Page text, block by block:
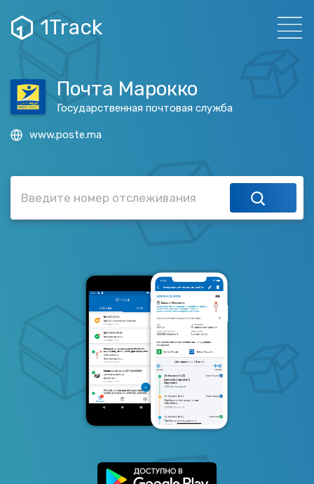
1Track
Почта Марокко
Государственная почтовая служба
www.poste.ma